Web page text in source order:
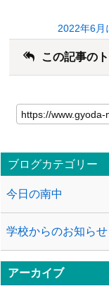
2022年6月
この記事の
ブログカテゴリー
今日の南中
学校からのお知らせ
アーカイブ